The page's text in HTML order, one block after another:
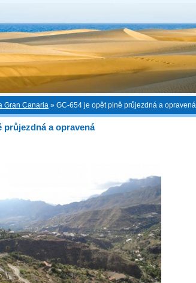
Gran Canaria » GC-654 je opět plně průjezdná a opravená
průjezdná a opravená